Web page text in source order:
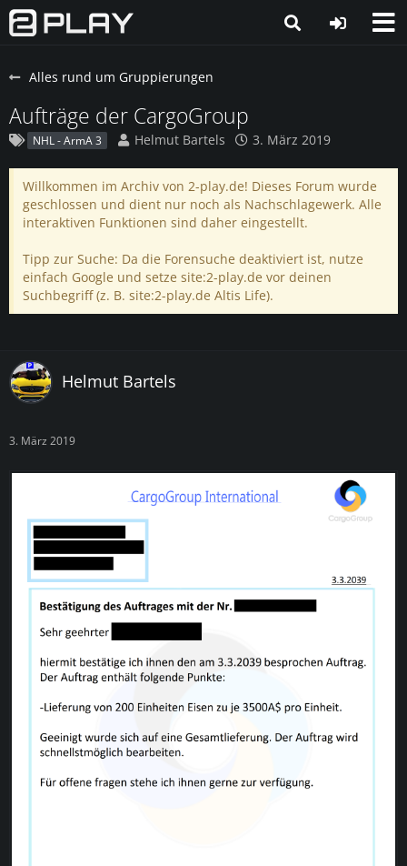
Alles rund um Gruppierungen
Aufträge der CargoGroup
NHL - ArmA 3 Helmut Bartels 3. März 2019
Willkommen im Archiv von 2-play.de! Dieses Forum wurde
geschlossen und dient nur noch als Nachschlagewerk. Alle
interaktiven Funktionen sind daher eingestellt.
Tipp zur Suche: Da die Forensuche deaktiviert ist, nutze
einfach Google und setze site:2-play.de vor deinen
Suchbegriff (z. B. site:2-play.de Altis Life).
Helmut Bartels
3. März 2019